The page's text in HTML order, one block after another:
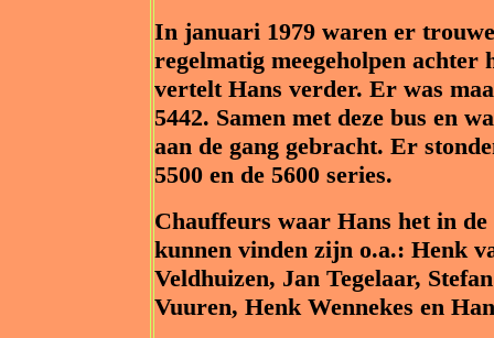
In januari 1979 waren er
regelmatig meegeholpen achter
vertelt Hans verder. Er was
5442. Samen met deze bus en
aan de gang gebracht. Er
5500 en de 5600 series.
Chauffeurs waar Hans het in
kunnen vinden zijn o.a.: Henk
Veldhuizen, Jan Tegelaar,
Vuuren, Henk Wennekes